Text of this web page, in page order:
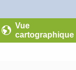
Vue
cartographique